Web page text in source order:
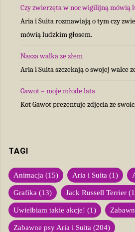
Czy zwierzęta w noc wigilijną mówią
Aria i Suita rozmawiają o tym czy
mówią ludzkim głosem.
Nasza walka ze złem
Aria i Suita szczekają o swojej walce
Gawot – moje młode lata
Kot Gawot prezentuje zdjęcia ze
TAGI
Animacja (15) Aria i Suita (1)
Grafika (13) Jack Russell Terrier
Uwielbiam takie akcje! (1)
Zabawne psy Aria i Suita (204)